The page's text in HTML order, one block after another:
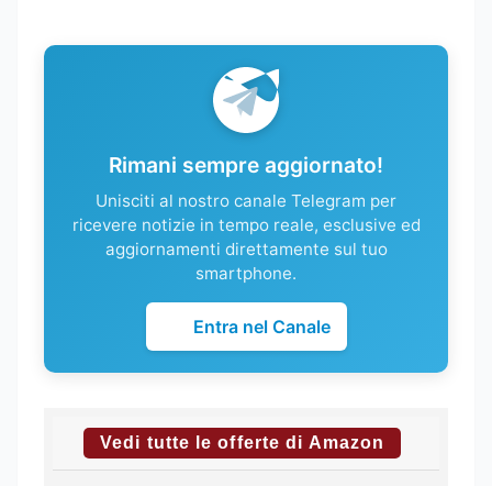
Rimani sempre aggiornato!
Unisciti al nostro canale Telegram per
ricevere notizie in tempo reale, esclusive ed
aggiornamenti direttamente sul tuo
smartphone.
Entra nel Canale